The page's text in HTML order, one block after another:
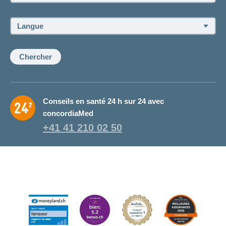
ou
de
conseillère:
Langue:
Chercher
Conseils en santé 24 h sur 24 avec
concordiaMed
+41 41 210 02 50